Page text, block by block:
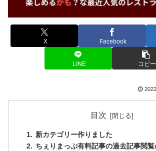
X Facebook
LINE コピー
目次
新カテゴリー作りました
ちぇりまっぷ有料記事の過去記事閲